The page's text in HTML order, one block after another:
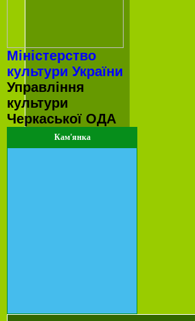
Міністерство
культури України
Управління
культури
Черкаської ОДА
Кам'янка